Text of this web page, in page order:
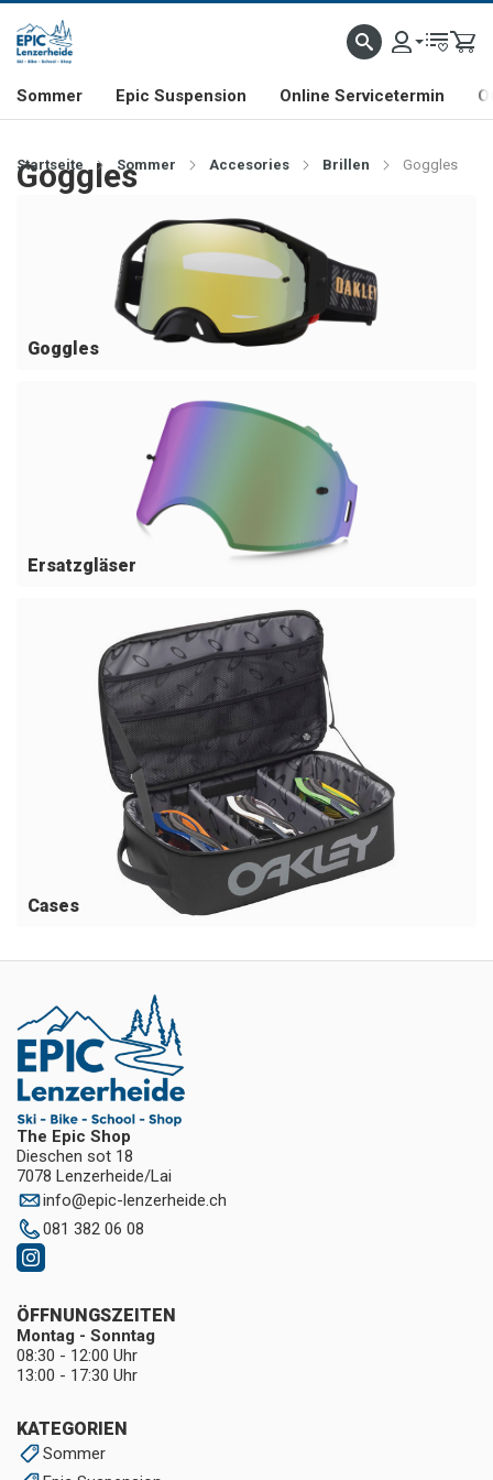
& FREERIDE-SPEZIALIST SCHWEIZER FIRMA SHOP & SHOWROOM IN
Sommer Epic Suspension Online Servicetermin
Startseite Sommer Accesories Brillen Goggles
Goggles
Goggles
Ersatzgläser
Cases
The Epic Shop
Dieschen sot 18
7078 Lenzerheide/Lai
info@epic-lenzerheide.ch
081 382 06 08
KATEGORIEN
Sommer
ÖFFNUNGSZEITEN
Montag - Sonntag
08:30 - 12:00 Uhr
13:00 - 17:30 Uhr